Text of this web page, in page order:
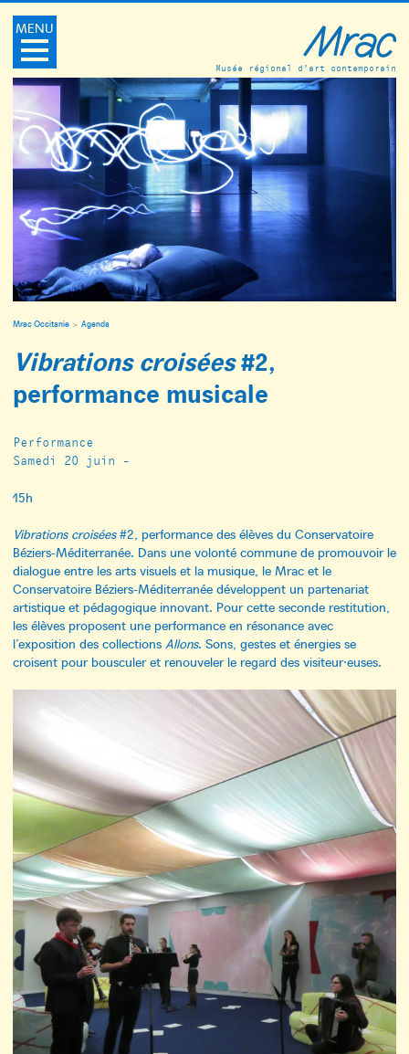
MENU
Musée régional d’art contemporain
Mrac Occitanie Agenda
Vibrations croisées#2,
performance musicale
Performance
Samedi 20 juin -
15h
Vibrations croisées#2, performance des élèves du Conservatoire
Béziers-Méditerranée. Dans une volonté commune de promouvoir le
dialogue entre les arts visuels et la musique, le Mrac et le
Conservatoire Béziers-Méditerranée développent un partenariat
artistique et pédagogique innovant. Pour cette seconde restitution,
les élèves proposent une performance en résonance avec
l’exposition des collections Allons. Sons, gestes et énergies se
croisent pour bousculer et renouveler le regard des visiteur·euses.